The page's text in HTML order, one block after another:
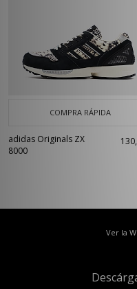
COMPRA RÁPIDA
adidas Originals ZX
8000
Ver la